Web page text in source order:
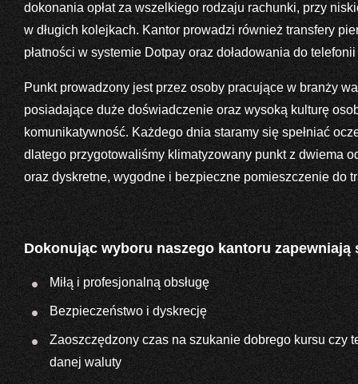
dokonania opłat za wszelkiego rodzaju rachunki, przy
w długich kolejkach. Kantor prowadzi również transfery
płatności w systemie Dotpay oraz doładowania do
Punkt prowadzony jest przez osoby pracujące w branży
posiadające duże doświadczenie oraz wysoką kulturę
komunikatywność. Każdego dnia staramy się spełniać
dlatego przygotowaliśmy klimatyzowany punkt z dwiema
oraz dyskretne, wygodne i bezpieczne pomieszczenie do
Dokonując wyboru naszego kantoru zapewniają
Miłą i profesjonalną obsługę
Bezpieczeństwo i dyskrecję
Zaoszczędzony czas na szukanie dobrego kursu czy
danej waluty